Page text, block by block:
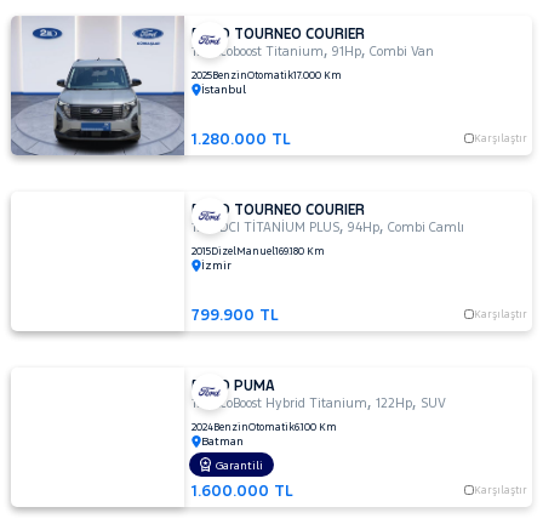
FORD TOURNEO COURIER
1.0 Ecoboost Titanium,91Hp,Combi Van
2025BenzinOtomatik17.000 Km
İstanbul
1.280.000 TL Karşılaştır
FORD TOURNEO COURIER
1.5 TDCI TİTANİUM PLUS,94Hp,Combi Camlı
2015DizelManuel169.180 Km
İzmir
799.900 TL Karşılaştır
FORD PUMA
1.0 EcoBoost Hybrid Titanium,122Hp, SUV
2024BenzinOtomatik6.100 Km
Batman
1.600.000 TL Karşılaştır
Garantili